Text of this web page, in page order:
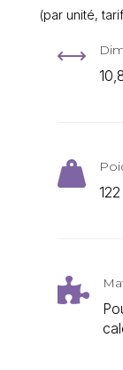
(par unité,
,

122
